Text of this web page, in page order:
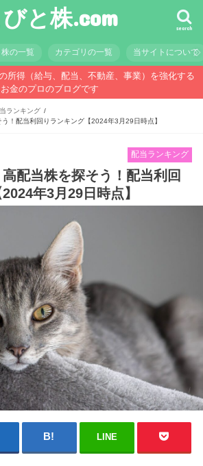
と株.com search
株の一覧 カテゴリの一覧 当サイトについて
所得（給与、配当、不動産、事業）を強化する
お金のプロのブログです
ランキング
う！配当利回りランキング【2024年3月29日時点】
配当ランキング
高配当株を探そう！配当利回
年3月29日時点】
LINE